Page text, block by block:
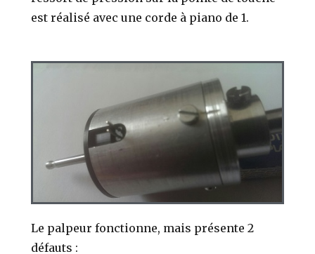
est réalisé avec une corde à piano de 1.
Le palpeur fonctionne, mais présente 2
défauts :